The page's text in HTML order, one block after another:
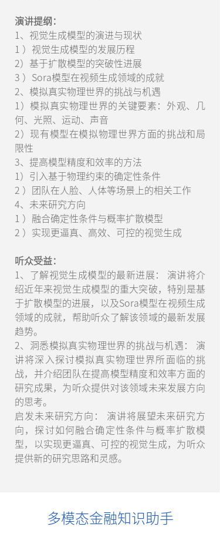
演讲提纲：
1、视觉生成模型的演进与现状
1 ）视觉生成模型的发展历程
2）基于扩散模型的突破性进展
3 ）Sora模型在视频生成领域的成就
2、模拟真实物理世界的挑战与机遇
1）模拟真实物理世界的关键要素：外观、几
何、光照、运动、声音
2）现有模型在模拟物理世界方面的挑战和局
限性
3、提高模型精度和效率的方法
1）引入基于物理约束的确定性条件
2 ）团队在人脸、人体等场景上的相关工作
4、未来研究方向
1 ）融合确定性条件与概率扩散模型
2 ）实现更逼真、高效、可控的视觉生成
听众受益：
1、了解视觉生成模型的最新进展： 演讲将介
绍近年来视觉生成模型的重大突破，特别是基
于扩散模型的进展，以及Sora模型在视频生成
领域的成就，帮助听众了解该领域的最新发展
趋势。
2、洞悉模拟真实物理世界的挑战与机遇： 演
讲将深入探讨模拟真实物理世界所面临的挑
战，并介绍团队在提高模型精度和效率方面的
研究成果，为听众提供对该领域未来发展方向
的思考。
启发未来研究方向： 演讲将展望未来研究方
向，探讨如何融合确定性条件与概率扩散模
型，以实现更逼真、可控的视觉生成，为听众
提供新的研究思路和灵感。
多模态金融知识助手